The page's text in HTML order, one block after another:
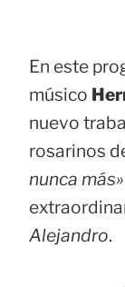
En este
músico
nuevo
rosarinos
nunca más»
Alejandro.